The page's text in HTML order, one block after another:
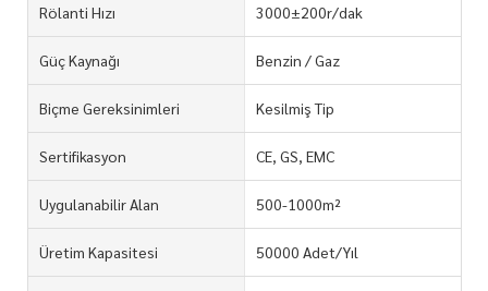
Rölanti Hızı 3000±200r/dak
Güç Kaynağı Benzin / Gaz
Biçme Gereksinimleri Kesilmiş Tip
Sertifikasyon CE, GS, EMC
Uygulanabilir Alan 500-1000m²
Üretim Kapasitesi 50000 Adet/Yıl